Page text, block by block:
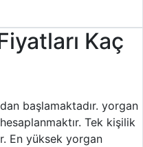
Kaç
başlamaktadır. yorgan
Tek kişilik
En yüksek yorgan